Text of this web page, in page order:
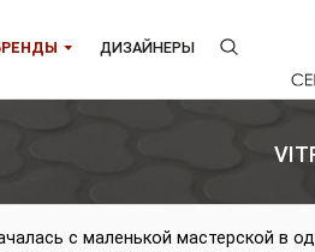
БРЕНДЫ ДИЗАЙНЕРЫ